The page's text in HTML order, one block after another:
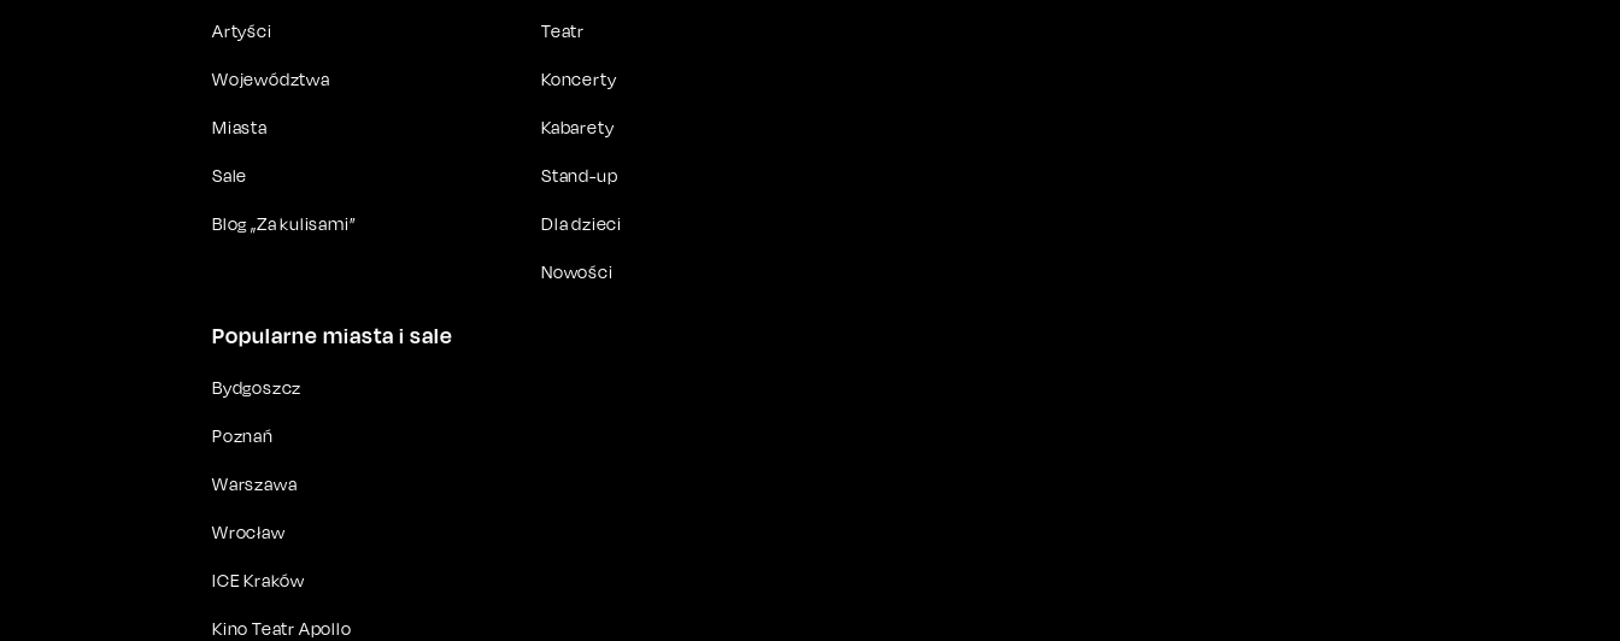
Artyści
Województwa
Miasta
Sale
Blog „Za kulisami”
Teatr
Koncerty
Kabarety
Stand-up
Dla dzieci
Nowości
Popularne miasta i sale
Bydgoszcz
Poznań
Warszawa
Wrocław
ICE Kraków
Kino Teatr Apollo